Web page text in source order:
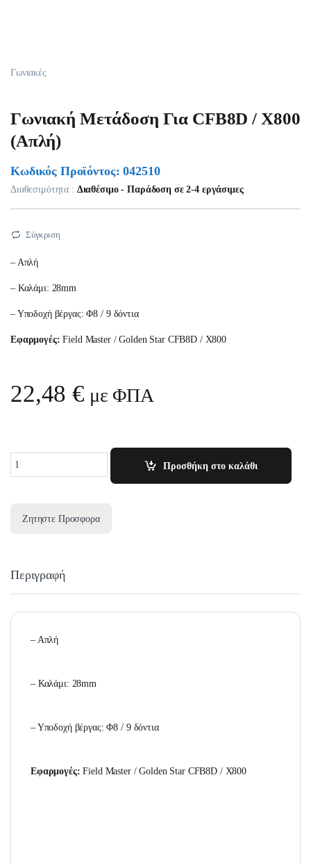
Γωνιακές
Γωνιακή Μετάδοση Για CFB8D / X800
(Απλή)
Κωδικός Προϊόντος: 042510
Διαθεσιμότητα : Διαθέσιμο - Παράδοση σε 2-4 εργάσιμες
Σύγκριση
– Απλή
– Καλάμι: 28mm
– Υποδοχή βέργας: Φ8 / 9 δόντια
Εφαρμογές: Field Master / Golden Star CFB8D / X800
22,48€ με ΦΠΑ
Προσθήκη στο καλάθι
Ζητηστε Προσφορα
Περιγραφή
– Απλή
– Καλάμι: 28mm
– Υποδοχή βέργας: Φ8 / 9 δόντια
Εφαρμογές: Field Master / Golden Star CFB8D / X800